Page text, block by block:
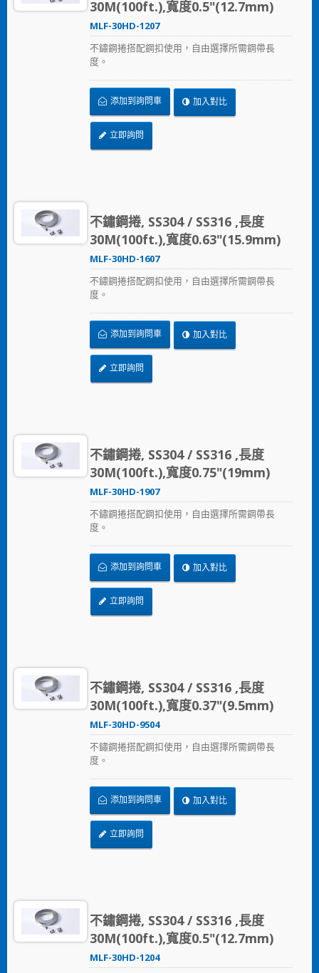
30M(100ft.),寬度0.5"(12.7mm)
MLF-30HD-1207
不鏽鋼捲搭配鋼扣使用，自由選擇所需鋼帶長
度。
添加到詢問車 加入對比
立即詢問
不鏽鋼捲, SS304 / SS316 ,長度
30M(100ft.),寬度0.63"(15.9mm)
MLF-30HD-1607
不鏽鋼捲搭配鋼扣使用，自由選擇所需鋼帶長
度。
添加到詢問車 加入對比
立即詢問
不鏽鋼捲, SS304 / SS316 ,長度
30M(100ft.),寬度0.75"(19mm)
MLF-30HD-1907
不鏽鋼捲搭配鋼扣使用，自由選擇所需鋼帶長
度。
添加到詢問車 加入對比
立即詢問
不鏽鋼捲, SS304 / SS316 ,長度
30M(100ft.),寬度0.37"(9.5mm)
MLF-30HD-9504
不鏽鋼捲搭配鋼扣使用，自由選擇所需鋼帶長
度。
添加到詢問車 加入對比
立即詢問
不鏽鋼捲, SS304 / SS316 ,長度
30M(100ft.),寬度0.5"(12.7mm)
MLF-30HD-1204